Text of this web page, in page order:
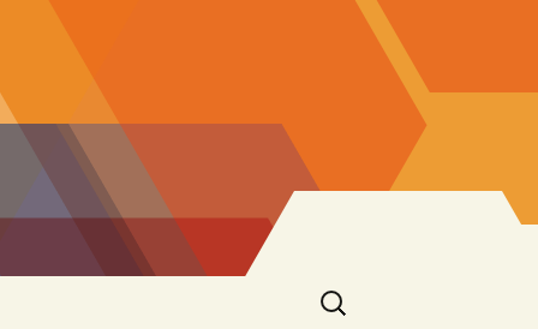
Zoeken
naar: